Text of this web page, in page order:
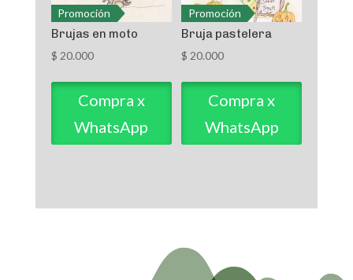
Promoción
Brujas en moto
$ 20.000
Compra x
WhatsApp
Promoción
Bruja pastelera
$ 20.000
Compra x
WhatsApp